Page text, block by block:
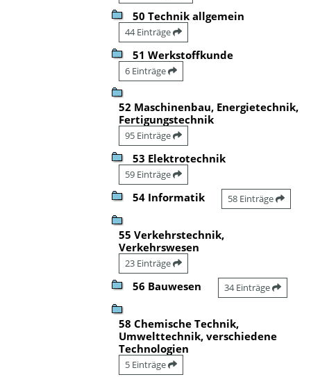
50 Technik allgemein
44 Einträge
51 Werkstoffkunde
6 Einträge
52 Maschinenbau, Energietechnik,
Fertigungstechnik
95 Einträge
53 Elektrotechnik
59 Einträge
54 Informatik 58 Einträge
55 Verkehrstechnik,
Verkehrswesen
23 Einträge
56 Bauwesen 34 Einträge
58 Chemische Technik,
Umwelttechnik, verschiedene
Technologien
5 Einträge